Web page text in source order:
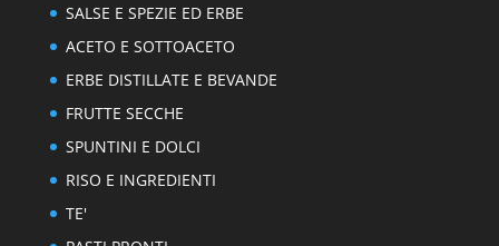
SALSE E SPEZIE ED ERBE
ACETO E SOTTOACETO
ERBE DISTILLATE E BEVANDE
FRUTTE SECCHE
SPUNTINI E DOLCI
RISO E INGREDIENTI
TE'